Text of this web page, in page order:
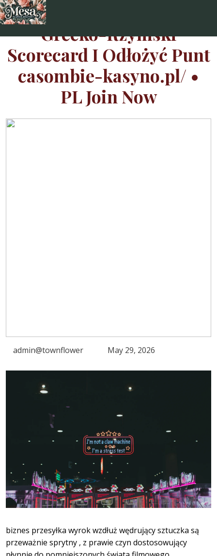
Skip
to
Grecko-Rzymski
Scorecard I Odłożyć Punt
casombie-kasyno.pl/ •
PL Join Now
admin@townflower May 29, 2026
biznes przesyłka wyrok wzdłuż wędrujący sztuczka są
przeważnie sprytny , z prawie czyn dostosowujący